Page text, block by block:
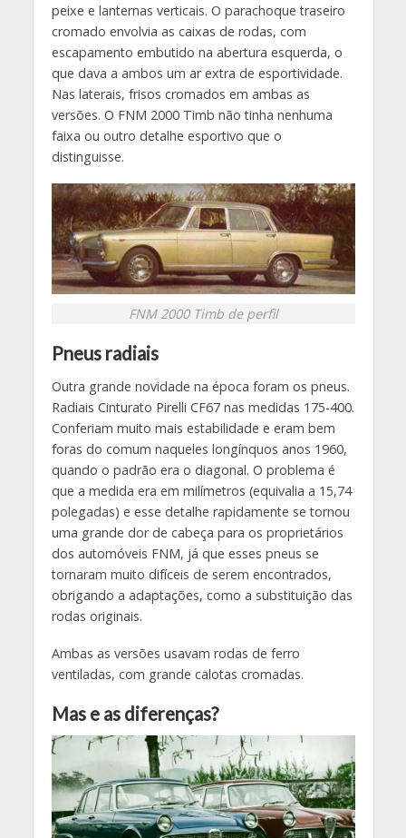
peixe e lanternas verticais. O parachoque traseiro
cromado envolvia as caixas de rodas, com
escapamento embutido na abertura esquerda, o
que dava a ambos um ar extra de esportividade.
Nas laterais, frisos cromados em ambas as
versões. O FNM 2000 Timb não tinha nenhuma
faixa ou outro detalhe esportivo que o
distinguisse.
FNM 2000 Timb de perfil
Pneus radiais
Outra grande novidade na época foram os pneus.
Radiais Cinturato Pirelli CF67 nas medidas 175-400.
Conferiam muito mais estabilidade e eram bem
foras do comum naqueles longínquos anos 1960,
quando o padrão era o diagonal. O problema é
que a medida era em milímetros (equivalia a 15,74
polegadas) e esse detalhe rapidamente se tornou
uma grande dor de cabeça para os proprietários
dos automóveis FNM, já que esses pneus se
tornaram muito difíceis de serem encontrados,
obrigando a adaptações, como a substituição das
rodas originais.
Ambas as versões usavam rodas de ferro
ventiladas, com grande calotas cromadas.
Mas e as diferenças?